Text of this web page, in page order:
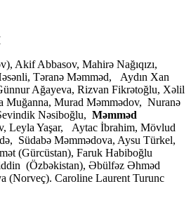
Akif Abbasov, Mahirə Nağıqızı,
Təranə Məmməd, Aydın Xan
Ağayeva, Rizvan Fikrətoğlu, Xəlil
Muğanna, Murad Məmmədov, Nuranə
Nəsiboğlu, Məmməd
Leyla Yaşar, Aytac İbrahim, Mövlud
Südabə Məmmədova, Aysu Türkel,
(Gürcüstan), Faruk Habiboğlu
(Özbəkistan), Əbülfəz Əhməd
(Norveç). Caroline Laurent Turunc